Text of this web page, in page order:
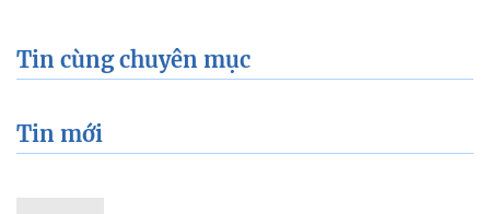
Tin cùng chuyên mục
Tin mới